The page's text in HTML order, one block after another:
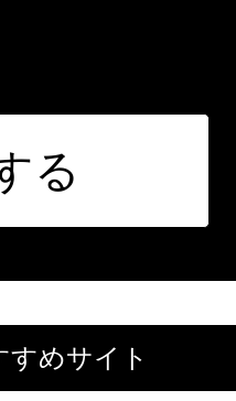
る
すめサイト